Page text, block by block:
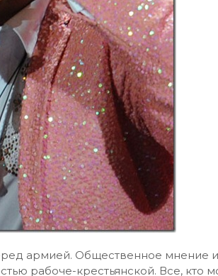
армией. Общественное мнение
рабоче-крестьянской. Все, кто